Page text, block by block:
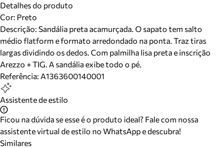
Detalhes do produto
Cor: Preto
Descrição: Sandália preta acamurçada. O sapato tem salto
médio flatform e formato arredondado na ponta. Traz tiras
largas dividindo os dedos. Com palmilha lisa preta e inscrição
Arezzo + TIG. A sandália exibe todo o pé.
Referência: A1363600140001
Assistente de estilo
Ficou na dúvida se esse é o produto ideal? Fale com nossa
assistente virtual de estilo no WhatsApp e descubra!
Similares